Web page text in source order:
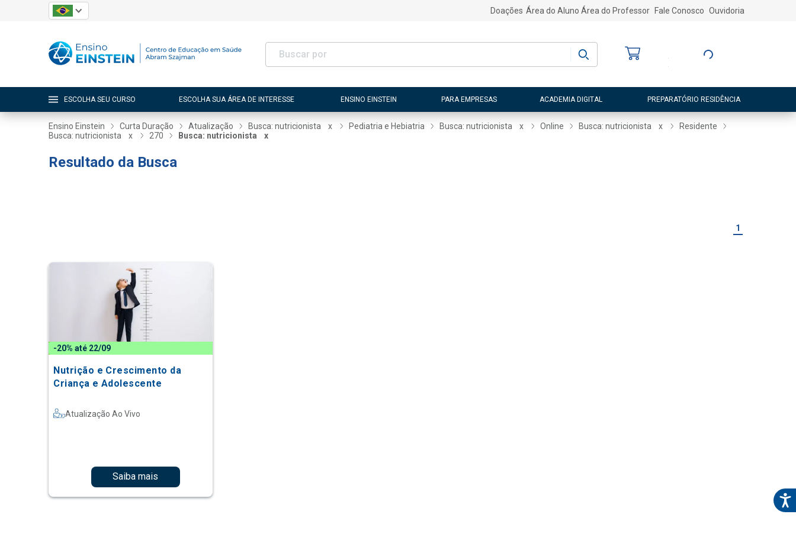
Doações Área do Aluno Área do Professor Fale Conosco Ouvidoria
Entre ou Cadastre-
ESCOLHA SEU CURSO ESCOLHA SUA ÁREA DE INTERESSE ENSINO EINSTEIN PARA EMPRESAS ACADEMIA DIGITAL PREPARATÓRIO RESIDÊNCIA
Ensino Einstein Curta Duração Atualização Busca: nutricionista x Pediatria e Hebiatria Busca: nutricionista x Online Busca: nutricionista x
Residente
Busca: nutricionista
x 270 Busca: nutricionista x
Resultado da Busca
1
-20% até 22/09
Nutrição e Crescimento da
Criança e Adolescente
Atualização Ao Vivo
Saiba mais